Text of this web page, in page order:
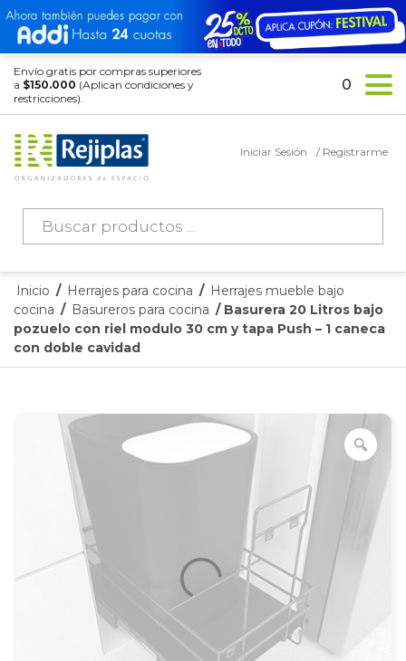
Envío gratis por compras superiores
a $150.000 (Aplican condiciones y
restricciones).
Búsqueda
productos
Iniciar Sesión / Registrarme
0
Inicio / Herrajes para cocina / Herrajes mueble bajo
cocina / Basureros para cocina / Basurera 20 Litros bajo
pozuelo con riel modulo 30 cm y tapa Push – 1 caneca
con doble cavidad